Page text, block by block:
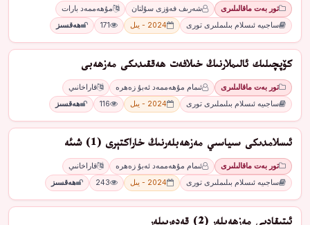
تور بەت ماقالىلىرى شەرىف فەۋزى سۇلتان
مۇھەممەد بارات
ساجىيە ئىسلام بىلىملىرى تورى
2024 - يىل 171 ھەقسىز
كۆپچىلىك ئالىملارنىڭ خىلافەت ھەققىدىكى مەزھەبى
تور بەت ماقالىلىرى ئىمام مۇھەممەد ئەبۇ زەھرە
قاراخانىي
ساجىيە ئىسلام بىلىملىرى تورى
2024 - يىل 116 ھەقسىز
ئىسلامدىكى سىياسىي مەزھەبلەرنىڭ خاراكتېرى (1) شىئە
تور بەت ماقالىلىرى ئىمام مۇھەممەد ئەبۇ زەھرە
قاراخانىي
ساجىيە ئىسلام بىلىملىرى تورى
2024 - يىل 243 ھەقسىز